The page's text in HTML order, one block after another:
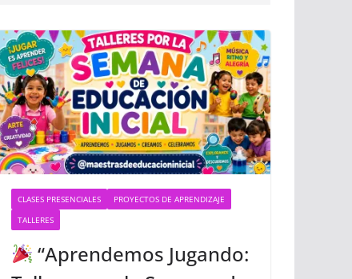
CLASES PRESENCIALES
PROYECTOS DE APRENDIZAJE
TALLERES
“Aprendemos Jugando: